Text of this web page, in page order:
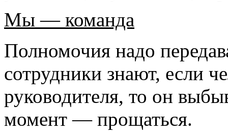
Мы— команда
Полномочия надо
сотрудники знают, если
руководителя, то он
момент — прощаться.